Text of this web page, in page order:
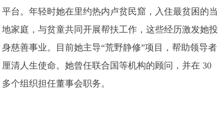
平台。年轻时她在里约热内卢贫民窟，入住最贫困的当
地家庭，与贫童共同开展帮扶工作，这些经历激发她投
身慈善事业。目前她主导“荒野静修”项目，帮助领导者
厘清人生使命。她曾任联合国等机构的顾问，并在 30
多个组织担任董事会职务。